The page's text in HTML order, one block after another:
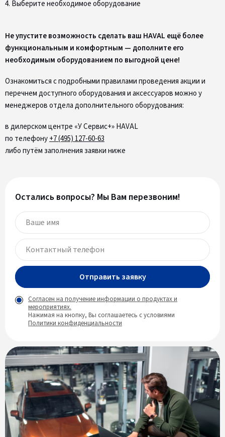
4. Выберите необходимое оборудование
Не упустите возможность сделать ваш HAVAL ещё более
функциональным и комфортным — дополните его
необходимым оборудованием по выгодной цене!
Ознакомиться с подробными правилами проведения акции и
перечнем доступного оборудования и аксессуаров можно у
менеджеров отдела дополнительного оборудования:
в дилерском центре «У Сервис+» HAVAL
по телефону+7 (495) 127‑60‑63
либо путём заполнения заявки ниже
Остались вопросы? Мы Вам перезвоним!
Отправить заявку
Согласен на получение информации о продуктах и
мероприятиях.
Нажимая на кнопку, Вы соглашаетесь с условиями
Политики конфиденциальности